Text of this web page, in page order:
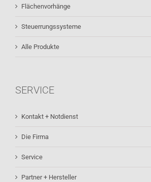
Flächenvorhänge
Steuerrungssysteme
Alle Produkte
SERVICE
Kontakt + Notdienst
Die Firma
Service
Partner + Hersteller